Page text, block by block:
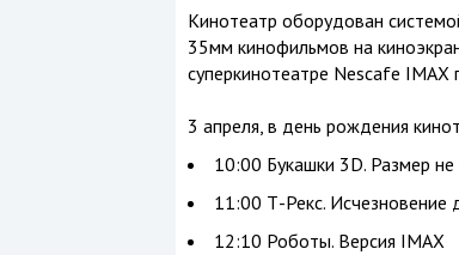
Кинотеатр оборудован
35мм кинофильмов на
суперкинотеатре Nescafe
3 апреля, в день рождения
10:00 Букашки 3D. Размер не
11:00 Т-Рекс. Исчезновение
12:10 Роботы. Версия IMAX